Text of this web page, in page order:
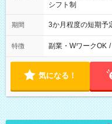
シフト制
期間 3か月程度の短期予
特徴 副業・WワークOK /
気になる！